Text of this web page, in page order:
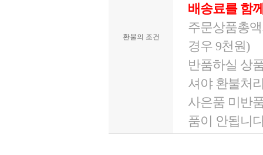
환불의 조건
배송료를 함
주문상품총
경우 9천원)
반품하실 상
셔야 환불처
사은품 미반
품이 안됩니